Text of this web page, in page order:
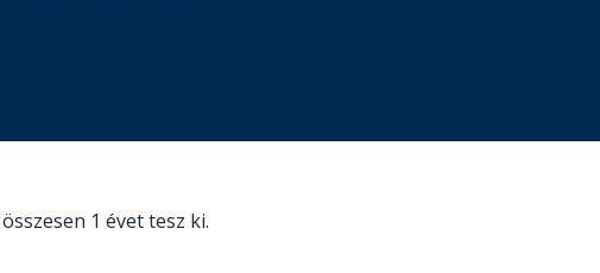
összesen 1 évet tesz ki.